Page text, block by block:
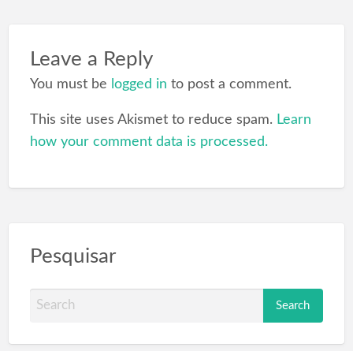
Leave a Reply
You must be logged in to post a comment.
This site uses Akismet to reduce spam. Learn
how your comment data is processed.
Pesquisar
a